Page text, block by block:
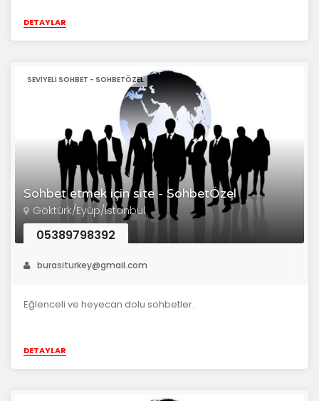
DETAYLAR
Sohbet etmek için site - SohbetÖzel
SEVIYELI SOHBET - SOHBETÖZEL
Göktürk/Eyüp/İstanbul
05389798392
burasiturkey@gmail.com
Eğlenceli ve heyecan dolu sohbetler.
DETAYLAR